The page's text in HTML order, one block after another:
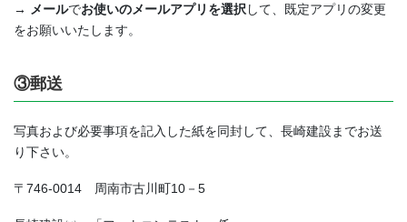
→ メールでお使いのメールアプリを選択 して、既定アプリの変更
をお願いいたします。
③郵送
写真および必要事項を記入した紙を同封して、長崎建設までお送
り下さい。
〒746-0014 周南市古川町10－5